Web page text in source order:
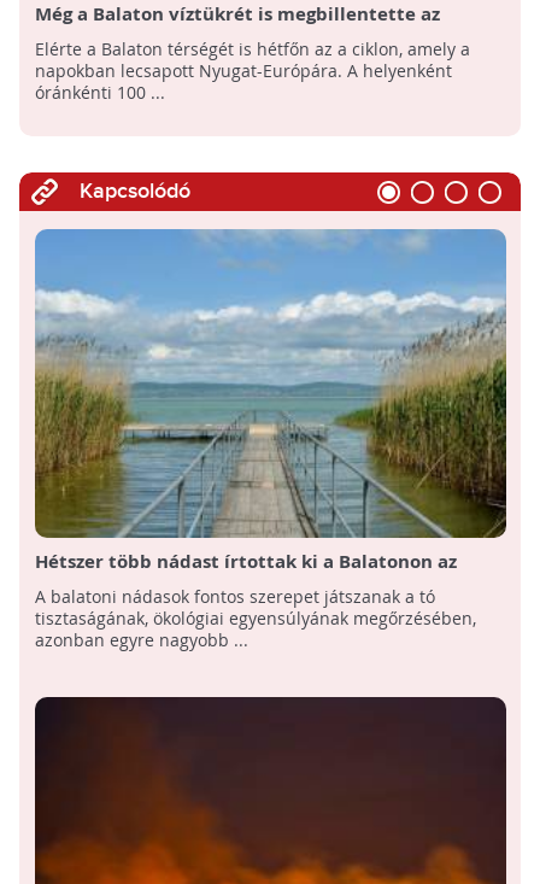
Még a Balaton víztükrét is megbillentette az
Európában tomboló Ciara vihar
Elérte a Balaton térségét is hétfőn az a ciklon, amely a
napokban lecsapott Nyugat-Európára. A helyenként
óránkénti 100 ...
Kapcsolódó
Hétszer több nádast írtottak ki a Balatonon az
elmúlt 5 évben, mint korábban
A balatoni nádasok fontos szerepet játszanak a tó
tisztaságának, ökológiai egyensúlyának megőrzésében,
azonban egyre nagyobb ...